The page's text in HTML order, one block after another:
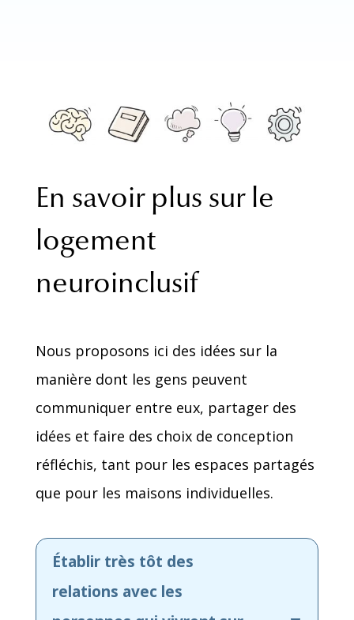
En savoir plus sur le
logement
neuroinclusif
Nous proposons ici des idées sur la
manière dont les gens peuvent
communiquer entre eux, partager des
idées et faire des choix de conception
réfléchis, tant pour les espaces partagés
que pour les maisons individuelles.
Établir très tôt des
relations avec les